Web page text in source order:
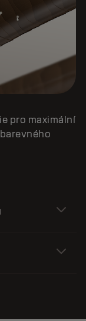
pro maximální